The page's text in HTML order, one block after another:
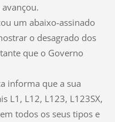
um abaixo-assinado
o desagrado dos
que o Governo
informa que a sua
L1, L12, L123, L123SX,
todos os seus tipos e